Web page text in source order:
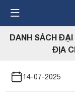
đến
nội
dungDANH SÁCH ĐẠI
ĐỊA
14-07-2025